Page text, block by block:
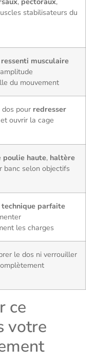
stabilisateurs du
ressenti musculaire
du mouvement
pour redresser
et ouvrir la cage
poulie haute, haltère
banc selon objectifs
technique parfaite
les charges
le dos ni verrouiller
ce
votre